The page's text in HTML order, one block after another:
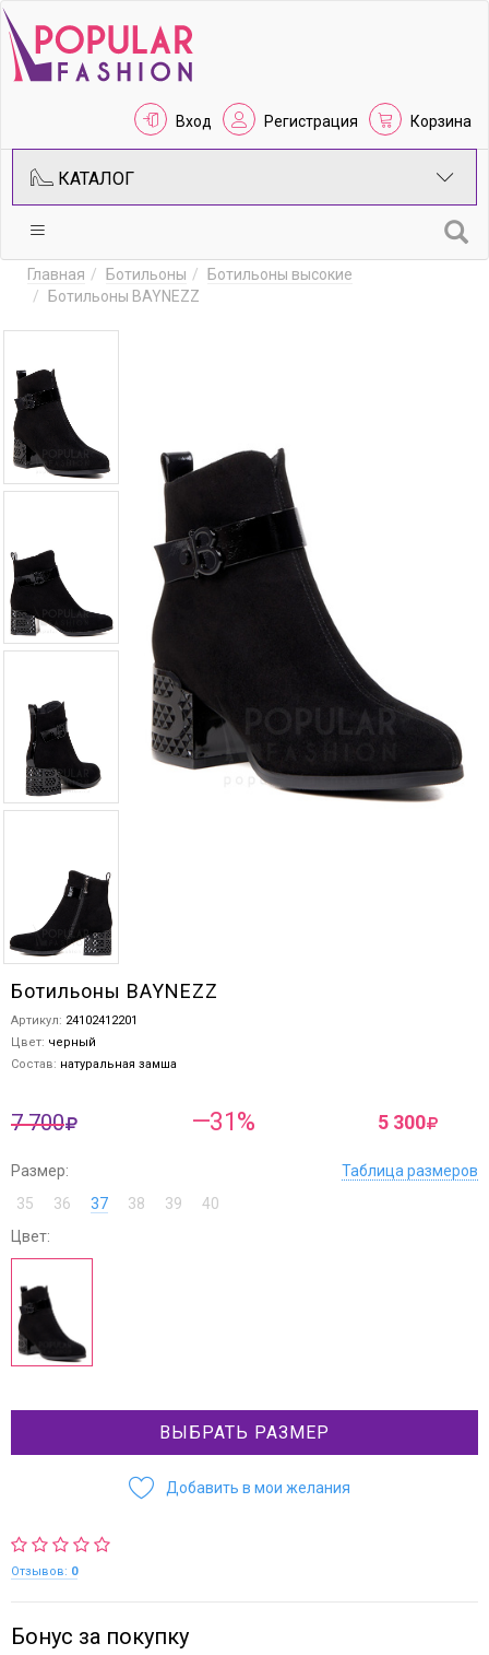
Вход Регистрация Корзина
КАТАЛОГ
Главная Ботильоны
Ботильоны высокие
Ботильоны BAYNEZZ
Ботильоны BAYNEZZ
Артикул: 24102412201
Цвет: черный
Состав: натуральная замша
7 700 —31% 5 300
Размер:
Таблица размеров
35
36 37 38 39
40
Цвет:
ВЫБРАТЬ РАЗМЕР
Добавить в мои желания
Отзывов: 0
Бонус за покупку